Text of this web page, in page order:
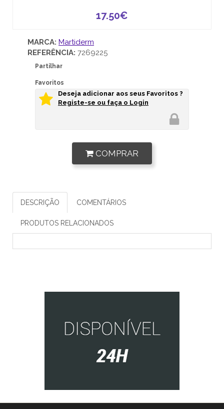
17.50€
MARCA: Martiderm
REFERÊNCIA: 7269225
Partilhar
Favoritos
Deseja adicionar aos seus Favoritos ?
Registe-se ou faça o Login
COMPRAR
DESCRIÇÃO COMENTÁRIOS
PRODUTOS RELACIONADOS